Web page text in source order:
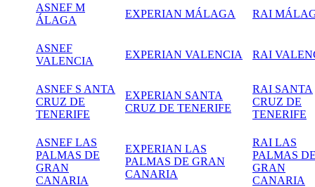
ASNEF M
ÁLAGA
EXPERIAN MÁLAGA RAI
ASNEF
VALENCIA
EXPERIAN VALENCIA RAI
ASNEF S ANTA
CRUZ DE
TENERIFE
EXPERIAN SANTA
CRUZ DE TENERIFE
RAI SANTA
CRUZ DE
TENERIFE
ASNEF LAS
PALMAS DE
GRAN
CANARIA
EXPERIAN LAS
PALMAS DE GRAN
CANARIA
RAI LAS
PALMAS
GRAN
CANARIA